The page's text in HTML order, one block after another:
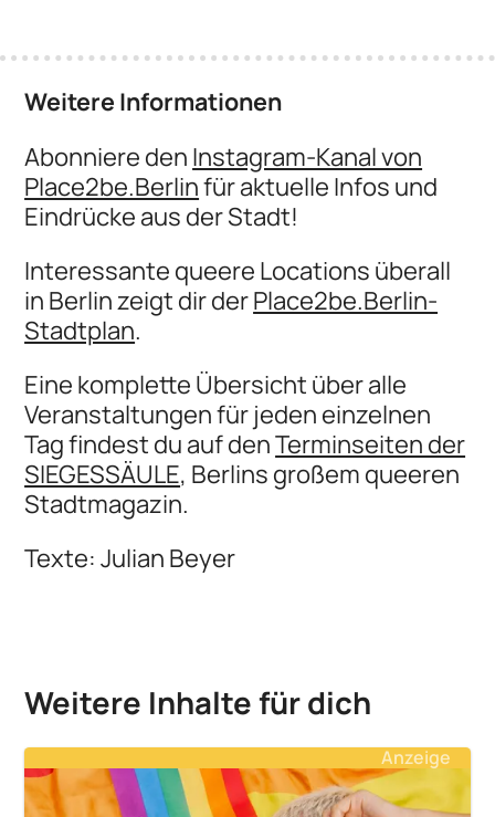
Weitere Informationen
Abonniere denInstagram-Kanal von
Place2be.Berlinfür aktuelle Infos und
Eindrücke aus der Stadt!
Interessante queere Locations überall
in Berlin zeigt dir derPlace2be.Berlin-
Stadtplan.
Eine komplette Übersicht über alle
Veranstaltungen für jeden einzelnen
Tag findest du auf denTerminseiten der
SIEGESSÄULE, Berlins großem queeren
Stadtmagazin.
Texte: Julian Beyer
Weitere Inhalte für dich
Anzeige